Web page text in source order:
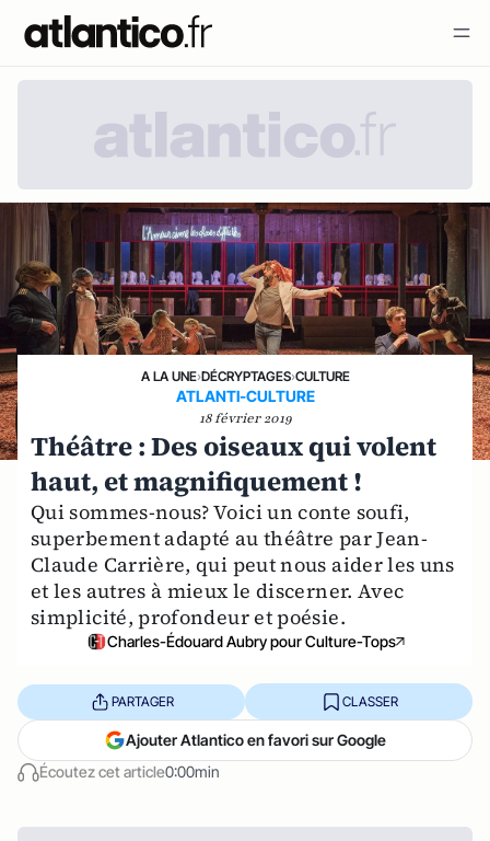
A LA UNE›DÉCRYPTAGES›CULTURE
ATLANTI-CULTURE
18 février 2019
Théâtre : Des oiseaux qui volent
haut, et magnifiquement !
Qui sommes-nous? Voici un conte soufi,
superbement adapté au théâtre par Jean-
Claude Carrière, qui peut nous aider les uns
et les autres à mieux le discerner. Avec
simplicité, profondeur et poésie.
Charles-Édouard Aubry pour Culture-Tops
Écoutez cet article0:00min
PARTAGER CLASSER
Ajouter Atlantico en favori sur Google